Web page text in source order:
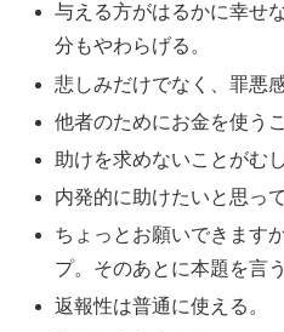
与える方がはるかに幸せ
分もやわらげる。
悲しみだけでなく、罪悪
他者のためにお金を使うこ
助けを求めないことがむ
内発的に助けたいと思っ
ちょっとお願いできます
プ。そのあとに本題を言う
返報性は普通に使える。